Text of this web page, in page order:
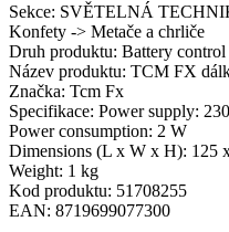
Sekce: SVĚTELNÁ
Konfety -> Metače a chrliče
Druh produktu: Battery
Název produktu: TCM FX
Značka: Tcm Fx
Specifikace: Power supply:
Power consumption: 2 W
Dimensions (L x W x H): 125
Weight: 1 kg
Kod produktu: 51708255
EAN: 8719699077300